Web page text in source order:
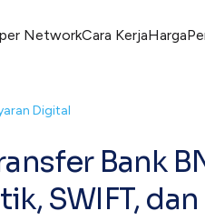
NetworkCara KerjaHarga
Digital
Bank
SWIFT,